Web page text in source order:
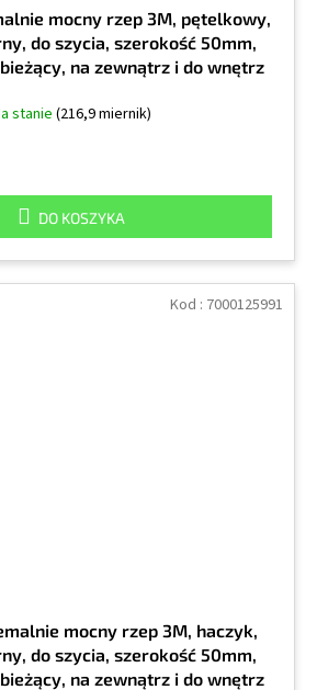
mocny rzep 3M, pętelkowy,
do szycia, szerokość 50mm,
na zewnątrz i do wnętrz
stanie(216,9 miernik)
DO KOSZYKA
mocny rzep 3M, haczyk,
do szycia, szerokość 50mm,
na zewnątrz i do wnętrz
Kod : 7000125991